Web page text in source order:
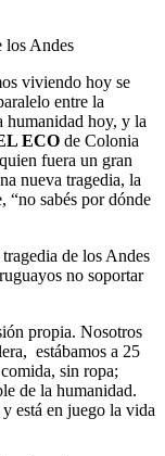
los Andes
viviendo hoy se
entre la
humanidad hoy, y la
ECO de Colonia
fuera un gran
nueva tragedia, la
“no sabés por dónde
de los Andes
no soportar
propia. Nosotros
estábamos a 25
sin ropa;
de la humanidad.
está en juego la vida